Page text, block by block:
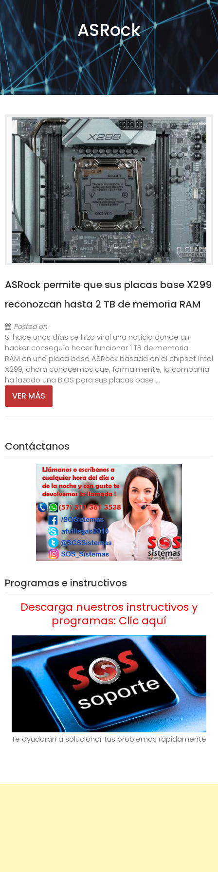
ASRock
ASRock permite que sus placas base X299
reconozcan hasta 2 TB de memoria RAM
Posted on
Si hace unos días se hizo viral una noticia donde un
hacker conseguía hacer funcionar 1 TB de memoria
RAM en una placa base ASRock basada en el chipset Intel
X299, ahora conocemos que, formalmente, la compañía
ha lazado una BIOS para sus placas base ...
VER MÁS
Contáctanos
Programas e instructivos
Descarga nuestros instructivos y
programas: Clic aquí
Te ayudarán a solucionar tus problemas rápidamente